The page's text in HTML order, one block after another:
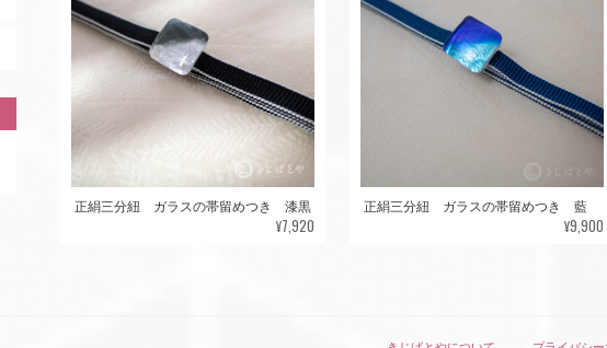
正絹三分紐 ガラスの帯留めつき 漆黒
¥7,920
正絹三分紐 ガラスの帯留めつき 藍
¥9,900